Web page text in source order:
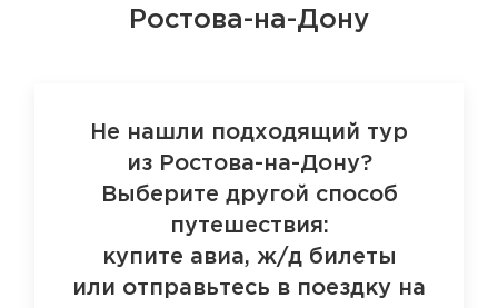
Ростова-на-Дону
Не нашли подходящий тур
из Ростова-на-Дону?
Выберите другой способ
путешествия:
купите авиа, ж/д билеты
или отправьтесь в поездку на